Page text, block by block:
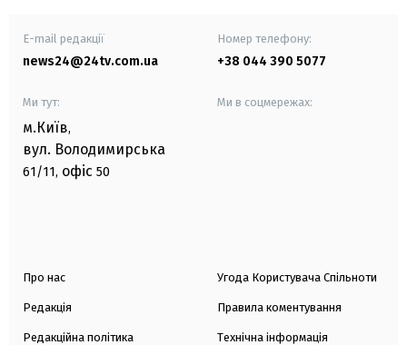
E-mail редакції
news24@24tv.com.ua
Номер телефону:
+38 044 390 5077
Ми тут:
м.Київ,
вул. Володимирська
61/11, офіс 50
Ми в соцмережах:
Про нас
Редакція
Редакційна політика
Угода Користувача Спільноти
Правила коментування
Технічна інформація